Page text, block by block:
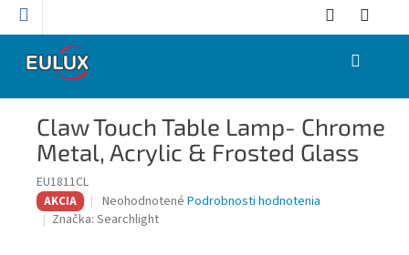
Prejsť
NÁKUPNÝ
Claw Touch Table Lamp- Chrome
Metal, Acrylic & Frosted Glass
EU1811CL
AKCIA
Priemerné
hodnotenie
Neohodnotené Podrobnosti hodnotenia
Značka: Searchlight